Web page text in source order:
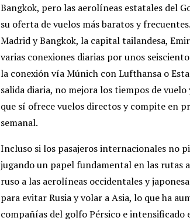
Bangkok, pero las aerolíneas estatales del
su oferta de vuelos más baratos y
Madrid y Bangkok, la capital tailandesa,
varias conexiones diarias por unos
la conexión vía Múnich con Lufthansa o
salida diaria, no mejora los tiempos de
que sí ofrece vuelos directos y compite en
semanal.
Incluso si los pasajeros internacionales no
jugando un papel fundamental en las rutas
ruso a las aerolíneas occidentales y
para evitar Rusia y volar a Asia, lo que ha
compañías del golfo Pérsico e intensificado